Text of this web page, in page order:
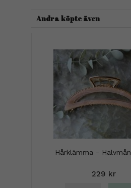
Andra köpte även
Hårklämma -
229 kr